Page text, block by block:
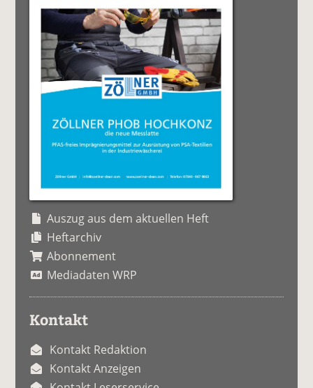
Auszug aus dem aktuellen Heft
Heftarchiv
Abonnement
Mediadaten WRP
Kontakt
Kontakt Redaktion
Kontakt Anzeigen